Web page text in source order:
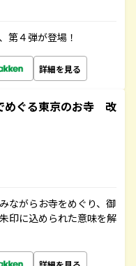
第４弾が登場！
詳細を見る
めぐる東京のお寺 改
ながらお寺をめぐり、御
印に込められた意味を解